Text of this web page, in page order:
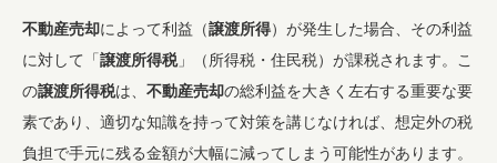
不動産売却によって利益（譲渡所得）が発生した場合、その利益
に対して「譲渡所得税」（所得税・住民税）が課税されます。こ
の譲渡所得税は、 不動産売却の総利益を大きく左右する重要な要
素であり、適切な知識を持って対策を講じなければ、想定外の税
負担で手元に残る金額が大幅に減ってしまう可能性があります。